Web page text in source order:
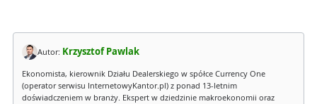
Autor: Krzysztof Pawlak
Ekonomista, kierownik Działu Dealerskiego w spółce Currency One
(operator serwisu InternetowyKantor.pl) z ponad 13-letnim
doświadczeniem w branży. Ekspert w dziedzinie makroekonomii oraz